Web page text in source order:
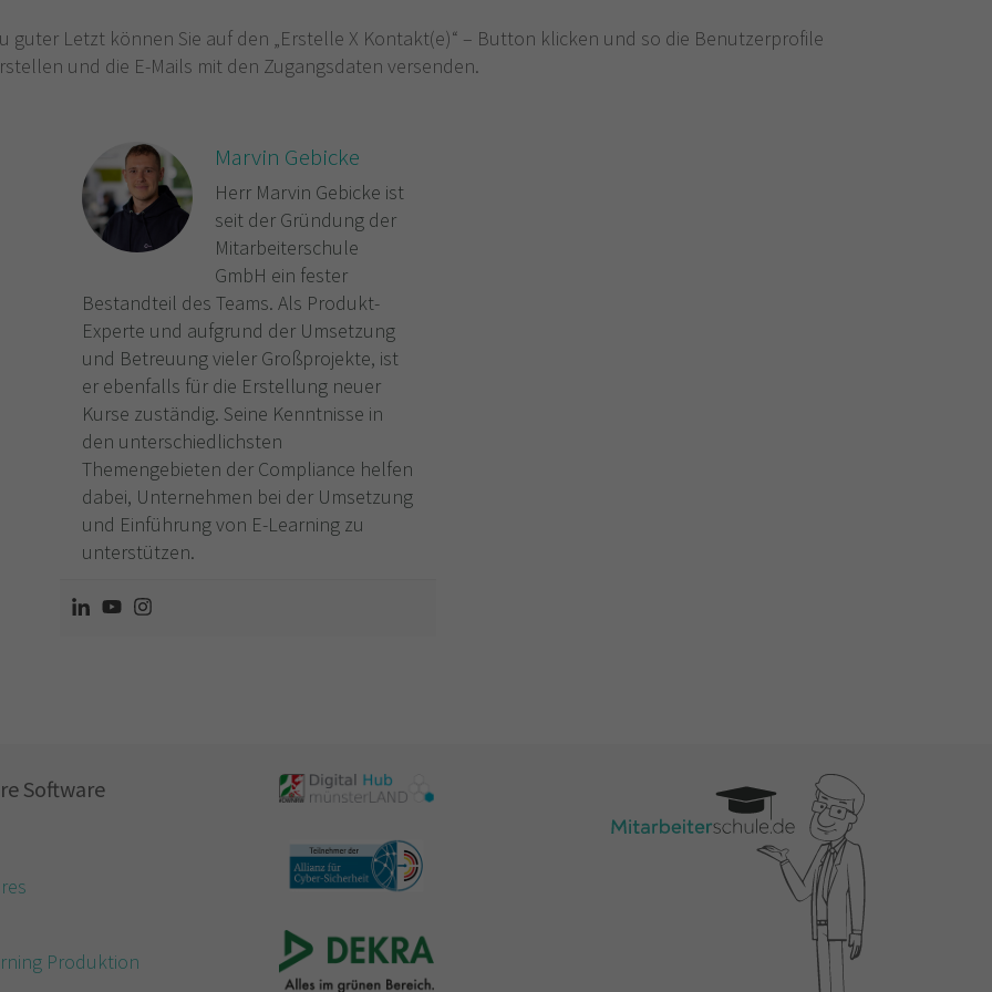
guter Letzt können Sie auf den „Erstelle X Kontakt(e)“ – Button klicken und so die Benutzerprofile
und die E-Mails mit den Zugangsdaten versenden.
Marvin Gebicke
Herr Marvin Gebicke ist
seit der Gründung der
Mitarbeiterschule
GmbH ein fester
Bestandteil des Teams. Als Produkt-
Experte und aufgrund der Umsetzung
und Betreuung vieler Großprojekte, ist
er ebenfalls für die Erstellung neuer
Kurse zuständig. Seine Kenntnisse in
den unterschiedlichsten
Themengebieten der Compliance helfen
dabei, Unternehmen bei der Umsetzung
und Einführung von E-Learning zu
unterstützen.
Software
Produktion